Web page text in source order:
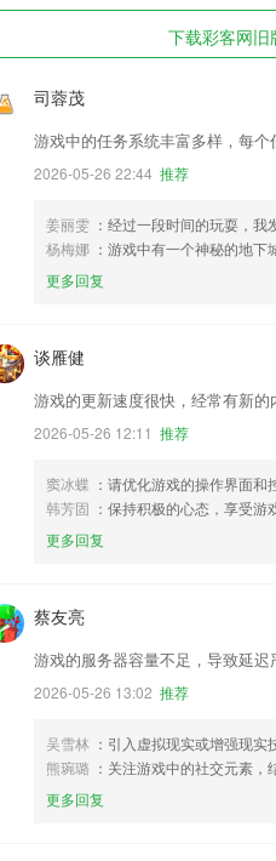
下载彩客网
司蓉茂
游戏中的任务系统丰富多样，每个
2026-05-26 22:44 推荐
姜丽雯 ：经过一段时间的玩耍，
杨梅娜 ：游戏中有一个神秘的地下
更多回复
谈雁健
游戏的更新速度很快，经常有新的
2026-05-26 12:11 推荐
窦冰蝶 ：请优化游戏的操作界面和
韩芳固 ：保持积极的心态，享受游
更多回复
蔡友亮
游戏的服务器容量不足，导致延迟
2026-05-26 13:02 推荐
吴雪林 ：引入虚拟现实或增强现实
熊琬璐 ：关注游戏中的社交元素
更多回复